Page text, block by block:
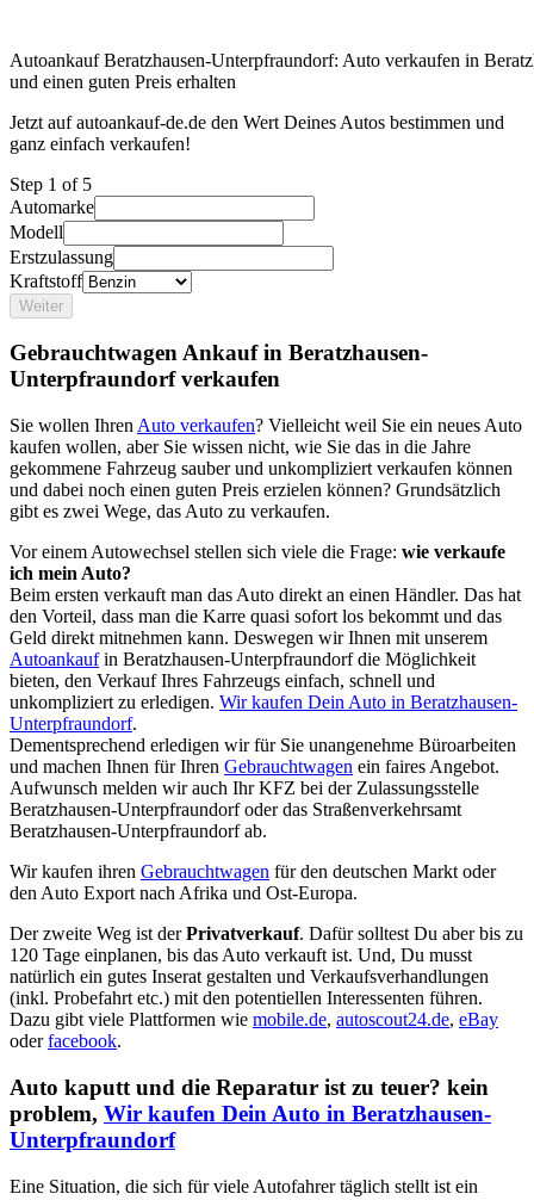
Autoankauf Beratzhausen-Unterpfraundorf: Auto verkaufen in
und einen guten Preis erhalten
Jetzt auf autoankauf-de.de den Wert Deines Autos bestimmen und
ganz einfach verkaufen!
Step 1 of 5
Automarke
Modell
Erstzulassung
Kraftstoff
Weiter
Gebrauchtwagen Ankauf in Beratzhausen-
Unterpfraundorf verkaufen
Sie wollen Ihren Auto verkaufen? Vielleicht weil Sie ein neues Auto
kaufen wollen, aber Sie wissen nicht, wie Sie das in die Jahre
gekommene Fahrzeug sauber und unkompliziert verkaufen können
und dabei noch einen guten Preis erzielen können? Grundsätzlich
gibt es zwei Wege, das Auto zu verkaufen.
Vor einem Autowechsel stellen sich viele die Frage: wie verkaufe
ich mein Auto?
Beim ersten verkauft man das Auto direkt an einen Händler. Das hat
den Vorteil, dass man die Karre quasi sofort los bekommt und das
Geld direkt mitnehmen kann. Deswegen wir Ihnen mit unserem
Autoankaufin Beratzhausen-Unterpfraundorf die Möglichkeit
bieten, den Verkauf Ihres Fahrzeugs einfach, schnell und
unkompliziert zu erledigen. Wir kaufen Dein Auto in Beratzhausen-
Unterpfraundorf.
Dementsprechend erledigen wir für Sie unangenehme Büroarbeiten
und machen Ihnen für Ihren Gebrauchtwagen ein faires Angebot.
Aufwunsch melden wir auch Ihr KFZ bei der Zulassungsstelle
Beratzhausen-Unterpfraundorf oder das Straßenverkehrsamt
Beratzhausen-Unterpfraundorf ab.
Wir kaufen ihren Gebrauchtwagen für den deutschen Markt oder
den Auto Export nach Afrika und Ost-Europa.
Der zweite Weg ist derPrivatverkauf. Dafür solltest Du aber bis zu
120 Tage einplanen, bis das Auto verkauft ist. Und, Du musst
natürlich ein gutes Inserat gestalten und Verkaufsverhandlungen
(inkl. Probefahrt etc.) mit den potentiellen Interessenten führen.
Dazu gibt viele Plattformen wie mobile.de, autoscout24.de, eBay
oderfacebook.
Auto kaputt und die Reparatur ist zu teuer? kein
problem, Wir kaufen Dein Auto in Beratzhausen-
Unterpfraundorf
Eine Situation, die sich für viele Autofahrer täglich stellt ist ein